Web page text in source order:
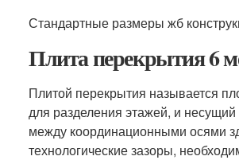
Стандартные размеры жб
Плита перекрытия 6
Плитой перекрытия называется
для разделения этажей, и
между координационными осями
технологические зазоры,